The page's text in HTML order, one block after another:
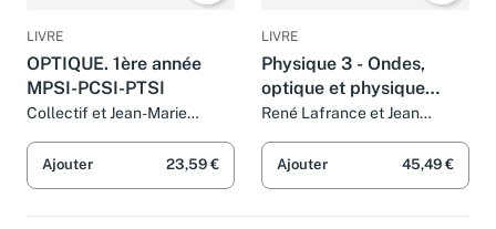
LIVRE
OPTIQUE. 1ère année
MPSI-PCSI-PTSI
Collectif et Jean-Marie
Ajouter 23,59 €
LIVRE
Physique 3 - Ondes,
optique et physique
moderne (2015)
René Lafrance et Jean
Ajouter 45,49 €